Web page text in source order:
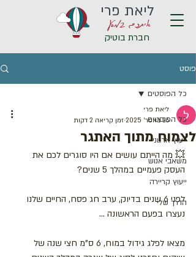
איתכם במסע
ליאת פרי
חברת בוטיק
פוסט
כל הפוסטים
ייעוץ ארגוני
משאבי אנוש
ייעוץ קריירה
הדרך שלי
כל הפוסטים
לצמוח מתוך האתגר
ליאת פרי
26 באפר׳ 2025
זמן קריאה 2 דקות
💥 מה הייתם עושים אם היו סוגרים לכם את
העסק פעמיים במהלך 5 שנים?
לפני 6 שנים בדיוק, ערב חג פסח, החיים שלנו
נעצרו בפעם הראשונה ...
מצאו לפלג גידול במוח, 6 ס"מ חצי שנה של